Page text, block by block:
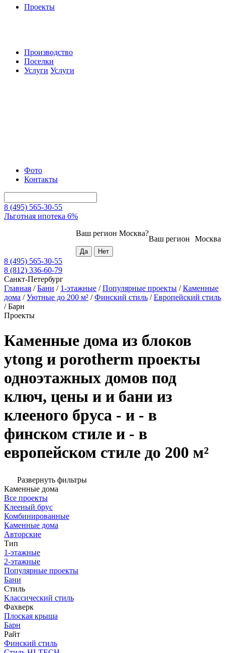
Проекты
Производство
Поселки
Услуги Услуги
Фото
Контакты
8 (495) 565-30-55
Льготная ипотека 6%
Москва
Ваш регион
Ваш регион Москва?
8 (495) 565-30-55
8 (812) 336-60-79
Санкт-Петербург
Главная /Бани / 1-этажные /Популярные проекты /Каменные
дома /Уютные до 200 м² /Финский стиль /Европейский стиль
/Барн
Проекты
Каменные дома из блоков
ytong и porotherm проекты
одноэтажных домов под
ключ, цены и и бани из
клееного бруса - и - в
финском стиле и - в
европейском стиле до 200 м²
Развернуть фильтры
Каменные дома
Все проекты
Клееный брус
Комбинированные
Каменные дома
Авторские
Тип
1-этажные
2-этажные
Популярные проекты
Бани
Стиль
Классический стиль
Фахверк
Плоская крыша
Барн
Райт
Финский стиль